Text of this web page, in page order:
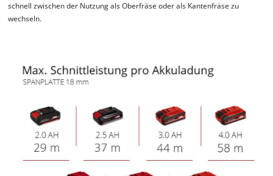
schnell zwischen der Nutzung als Oberfräse oder als Kantenfräse zu
wechseln.